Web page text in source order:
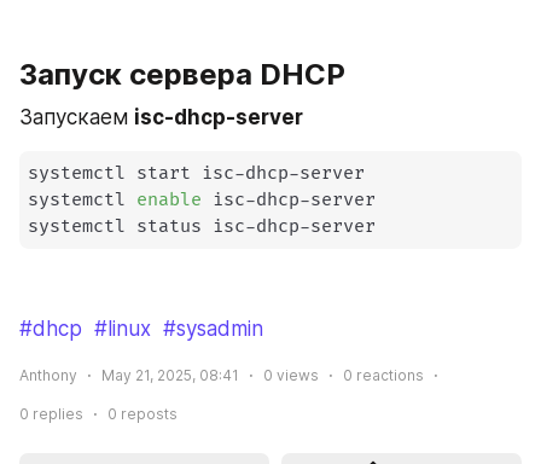
Запуск сервера DHCP
Запускаем isc-dhcp-server
systemctl start isc-dhcp-server
systemctl enable isc-dhcp-server
systemctl status isc-dhcp-server
#dhcp #linux #sysadmin
Anthony May 21, 2025, 08:41 0 views 0 reactions
0 replies 0 reposts